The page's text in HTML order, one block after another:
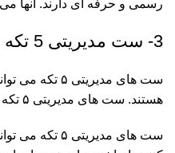
رسمی و حرفه ای دارند. آنها
3- ست مدیریتی 5 تکه
ست های
هستند. ست های مدیریتی ۵ تکه می توانند به عنوان هدیه یا برای استفاده شخصی خریداری شوند.
ست های